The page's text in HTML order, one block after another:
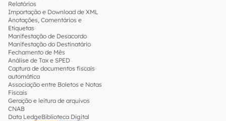
Relatórios
Importação e Download de XML
Anotações, Comentários e
Etiquetas
Manifestação de Desacordo
Manifestação do Destinatário
Fechamento de Mês
Análise de Tax e SPED
Captura de documentos fiscais
automática
Associação entre Boletos e Notas
Fiscais
Geração e leitura de arquivos
CNAB
Data LedgeBiblioteca Digital